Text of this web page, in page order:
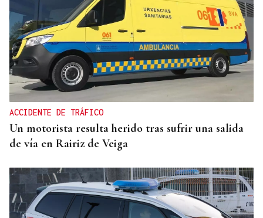
CANEDO
Un herido en la colisión entre dos coches en la
entrada a las termas de Outariz
ACCIDENTE DE TRÁFICO
Un motorista resulta herido tras sufrir una salida
de vía en Rairiz de Veiga